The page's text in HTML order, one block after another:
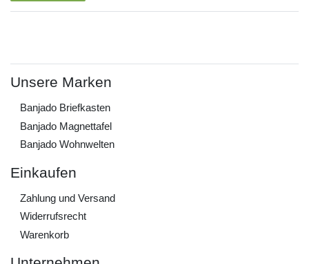
Unsere Marken
Banjado Briefkasten
Banjado Magnettafel
Banjado Wohnwelten
Einkaufen
Zahlung und Versand
Widerrufs­recht
Warenkorb